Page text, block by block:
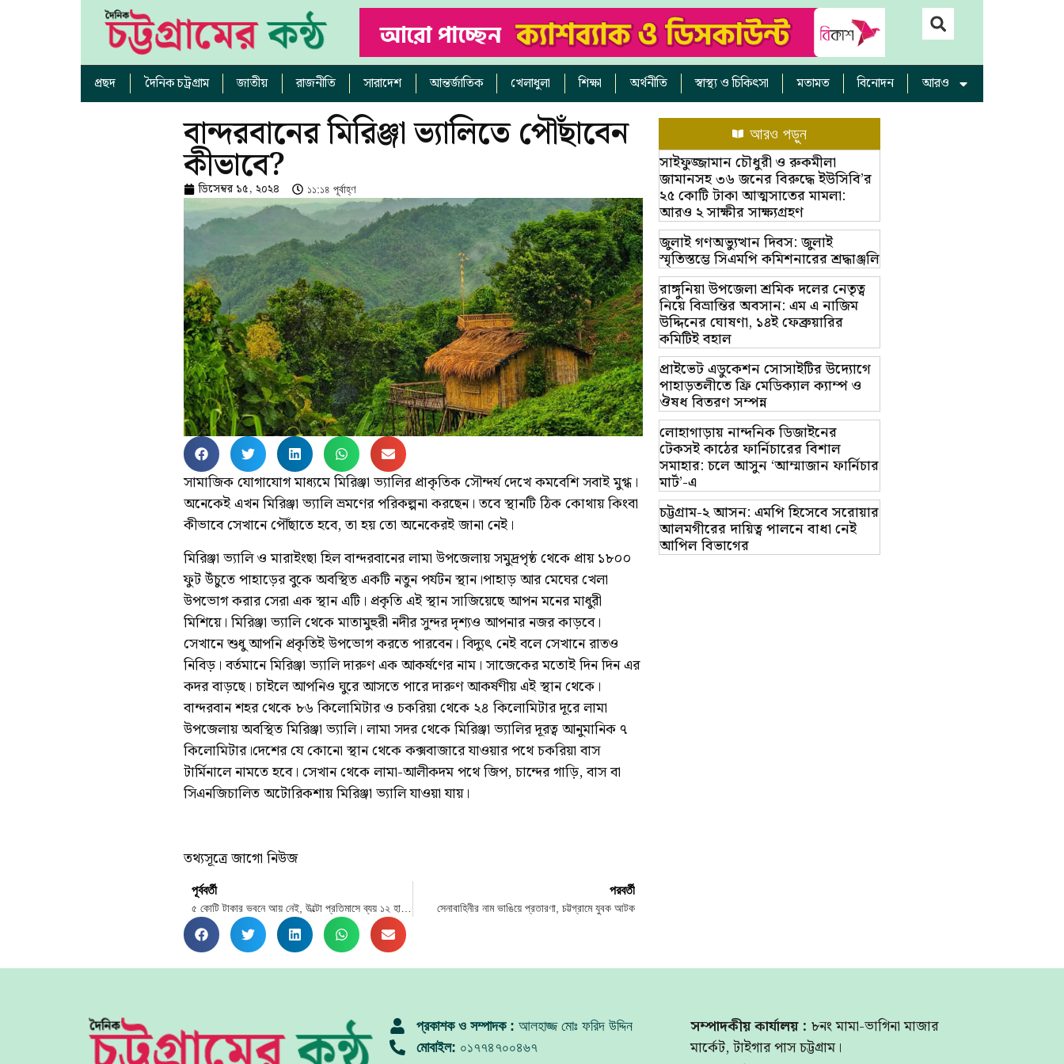
প্রছদ দৈনিক চট্রগ্রাম জাতীয় রাজনীতি সারাদেশ আন্তর্জাতিক খেলাধুলা শিক্ষা অর্থনীতি স্বাস্থ্য ও চিকিৎসা মতামত বিনোদন আরও
বান্দরবানের মিরিঞ্জা ভ্যালিতে পৌঁছাবেন
কীভাবে?
ডিসেম্বর ১৫, ২০২৪ ১১:১৪ পূর্বাহ্ণ
সামাজিক যোগাযোগ মাধ্যমে মিরিঞ্জা ভ্যালির প্রাকৃতিক সৌন্দর্য দেখে কমবেশি সবাই মুগ্ধ।
অনেকেই এখন মিরিঞ্জা ভ্যালি ভ্রমণের পরিকল্পনা করছেন। তবে স্থানটি ঠিক কোথায় কিংবা
কীভাবে সেখানে পৌঁছাতে হবে, তা হয় তো অনেকেরই জানা নেই।
মিরিঞ্জা ভ্যালি ও মারাইংছা হিল বান্দরবানের লামা উপজেলায় সমুদ্রপৃষ্ঠ থেকে প্রায় ১৮০০
ফুট উঁচুতে পাহাড়ের বুকে অবস্থিত একটি নতুন পর্যটন স্থান।পাহাড় আর মেঘের খেলা
উপভোগ করার সেরা এক স্থান এটি। প্রকৃতি এই স্থান সাজিয়েছে আপন মনের মাধুরী
মিশিয়ে। মিরিঞ্জা ভ্যালি থেকে মাতামুহুরী নদীর সুন্দর দৃশ্যও আপনার নজর কাড়বে।
সেখানে শুধু আপনি প্রকৃতিই উপভোগ করতে পারবেন। বিদ্যুৎ নেই বলে সেখানে রাতও
নিবিড়। বর্তমানে মিরিঞ্জা ভ্যালি দারুণ এক আকর্ষণের নাম। সাজেকের মতোই দিন দিন এর
কদর বাড়ছে। চাইলে আপনিও ঘুরে আসতে পারে দারুণ আকর্ষণীয় এই স্থান থেকে।
বান্দরবান শহর থেকে ৮৬ কিলোমিটার ও চকরিয়া থেকে ২৪ কিলোমিটার দূরে লামা
উপজেলায় অবস্থিত মিরিঞ্জা ভ্যালি। লামা সদর থেকে মিরিঞ্জা ভ্যালির দূরত্ব আনুমানিক ৭
কিলোমিটার।দেশের যে কোনো স্থান থেকে কক্সবাজারে যাওয়ার পথে চকরিয়া বাস
টার্মিনালে নামতে হবে। সেখান থেকে লামা-আলীকদম পথে জিপ, চান্দের গাড়ি, বাস বা
সিএনজিচালিত অটোরিকশায় মিরিঞ্জা ভ্যালি যাওয়া যায়।
তথ্যসূত্রে জাগো নিউজ
পূর্ববর্তী পরবর্তী
সেনাবাহিনীর নাম ভাঙিয়ে প্রতারণা, চট্টগ্রামে যুবক আটক
আরও পড়ুন
সাইফুজ্জামান চৌধুরী ও রুকমীলা
জামানসহ ৩৬ জনের বিরুদ্ধে ইউসিবি’র
২৫ কোটি টাকা আত্মসাতের মামলা:
আরও ২ সাক্ষীর সাক্ষ্যগ্রহণ
জুলাই গণঅভ্যুত্থান দিবস: জুলাই
স্মৃতিস্তম্ভে সিএমপি কমিশনারের শ্রদ্ধাঞ্জলি
রাঙ্গুনিয়া উপজেলা শ্রমিক দলের নেতৃত্ব
নিয়ে বিভ্রান্তির অবসান: এম এ নাজিম
উদ্দিনের ঘোষণা, ১৪ই ফেব্রুয়ারির
কমিটিই বহাল
প্রাইভেট এডুকেশন সোসাইটির উদ্যোগে
পাহাড়তলীতে ফ্রি মেডিক্যাল ক্যাম্প ও
ঔষধ বিতরণ সম্পন্ন
লোহাগাড়ায় নান্দনিক ডিজাইনের
টেকসই কাঠের ফার্নিচারের বিশাল
সমাহার: চলে আসুন ‘আম্মাজান ফার্নিচার
মার্ট’-এ
চট্টগ্রাম-২ আসন: এমপি হিসেবে সরোয়ার
আলমগীরের দায়িত্ব পালনে বাধা নেই
আপিল বিভাগের
প্রকাশক ও সম্পাদক : আলহাজ্জ মোঃ ফরিদ উদ্দিন
মোবাইল: ০১৭৭৪৭০০৪৬৭
সম্পাদকীয় কার্যালয় : ৮নং মামা-ভাগিনা মাজার
মার্কেট, টাইগার পাস চট্টগ্রাম।